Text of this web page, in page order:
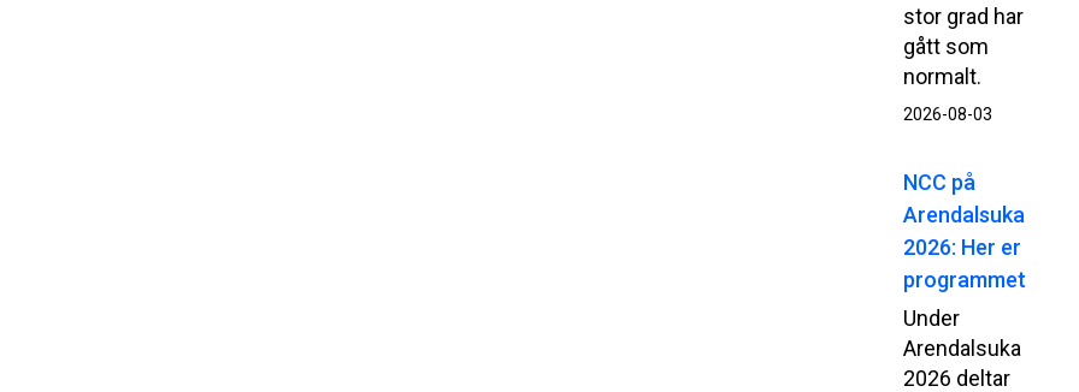
stor grad har
gått som
normalt.
2026-08-03
NCC på
Arendalsuka
2026: Her er
programmet
Under
Arendalsuka
2026 deltar